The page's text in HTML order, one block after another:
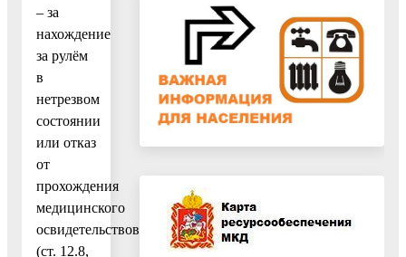
– за
нахождение
за рулём
в
нетрезвом
состоянии
или отказ
от
прохождения
медицинского
освидетельствования
(ст. 12.8,